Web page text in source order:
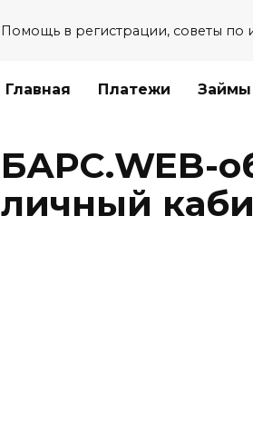
Помощь в регистрации, советы по
Главная Платежи
БАРС.WEB-
личный